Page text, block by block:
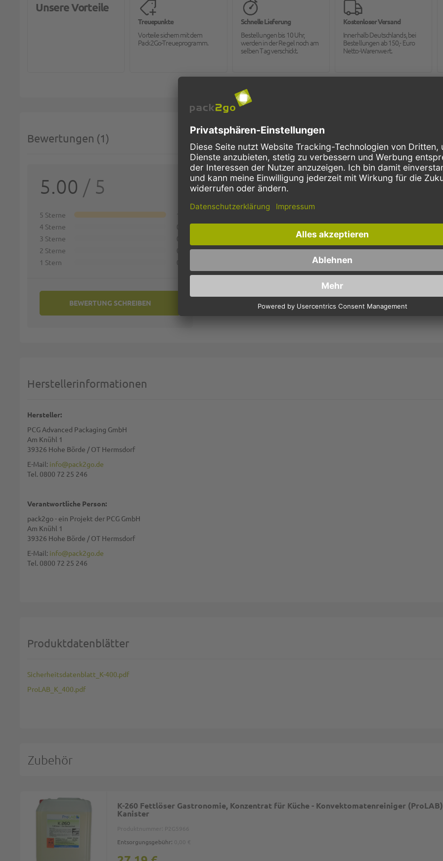
Unsere Vorteile
Treuepunkte
Vorteile sichern mit dem
Pack2Go-Treueprogramm.
Schnelle Lieferung
Bestellungen bis 10 Uhr,
werden in der Regel noch am
selben Tag verschickt.
Kostenloser Versand
Innerhalb Deutschlands, bei
Bestellungen ab 150,- Euro
Netto-Warenwert.
Bewertungen 1
5.00 / 5
5 Sterne
1
4 Sterne
0
3 Sterne
0
2 Sterne
0
1 Stern
0
BEWERTUNG SCHREIBEN
SIE BEWERTEN: K-400 KONVEKTOMATENREINIGER, PROFI-
Deine Bewertung:
Machen Sie Ihre Bewertung
1 star2 stars3 stars4 stars5 stars
Zusammenfassung:
Herstellerinformationen
Hersteller:
PCG Advanced Packaging GmbH
Am Knühl 1
39326 Hohe Börde / OT Hermsdorf
E-Mail: info@pack2go.de
Tel. 0800 72 25 246
Verantwortliche Person:
pack2go - ein Projekt der PCG GmbH
Am Knühl 1
39326 Hohe Börde / OT Hermsdorf
E-Mail: info@pack2go.de
Tel. 0800 72 25 246
Produktdatenblätter
Sicherheitsdatenblatt_K-400.pdf
ProLAB_K_400.pdf
Zubehör
K-260 Fettlöser Gastronomie, Konzentrat für Küche - Konvektomatenreiniger
Kanister
Entsorgungsgebühr: